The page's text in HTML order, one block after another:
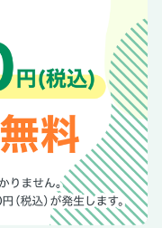
所
たファースト写真集が
間のスターゲイザー
イ 信長との短き
読む